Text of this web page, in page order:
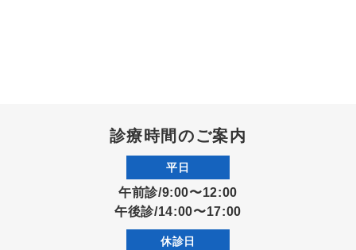
診療時間のご案内
平日
午前診/9:00〜12:00
午後診/14:00〜17:00
休診日